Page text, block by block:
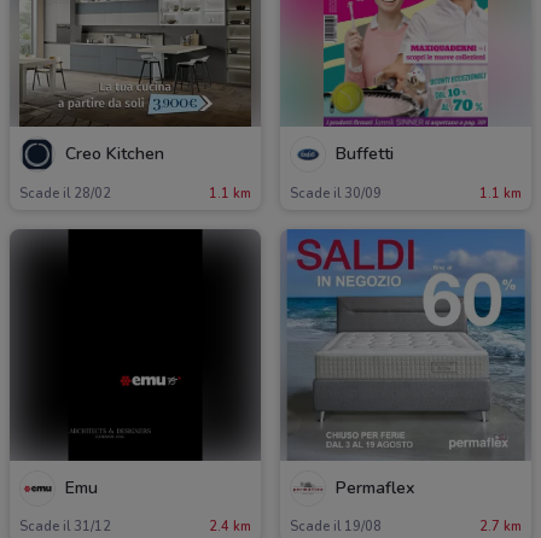
Creo Kitchen
Scade il 28/02 1.1 km
Buffetti
Scade il 30/09 1.1 km
Emu
Scade il 31/12 2.4 km
Permaflex
Scade il 19/08 2.7 km